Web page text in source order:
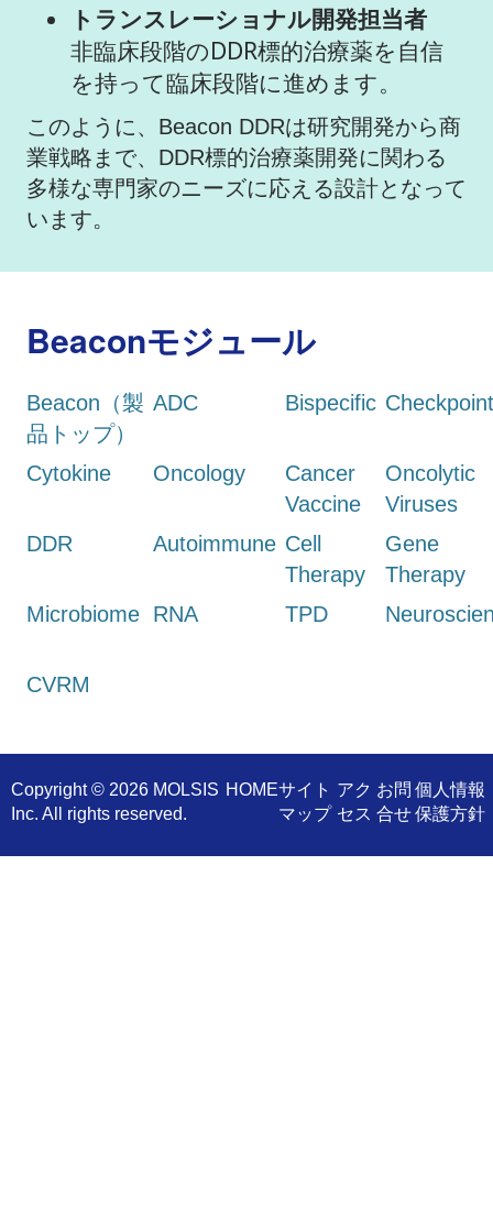
トランスレーショナル開発担当者
非臨床段階のDDR標的治療薬を自信
を持って臨床段階に進めます。
このように、Beacon DDRは研究開発から商
業戦略まで、DDR標的治療薬開発に関わる
多様な専門家のニーズに応える設計となって
います。
Beaconモジュール
Beacon（製
品トップ）
ADC Bispecific Checkpoint
Cytokine Oncology
Cancer
Vaccine
Oncolytic
Viruses
DDR
Autoimmune Cell
Therapy
Gene
Therapy
Microbiome RNA TPD
CVRM
Copyright © 2026 MOLSIS
Inc. All rights reserved.
​HOMEサイト
マップ
アク
セス
お問
合せ
個人情報
保護方針